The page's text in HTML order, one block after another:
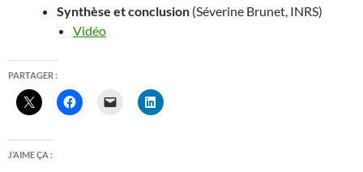
Synthèse et conclusion (Séverine Brunet, INRS)
Vidéo
PARTAGER :
J’AIME ÇA :